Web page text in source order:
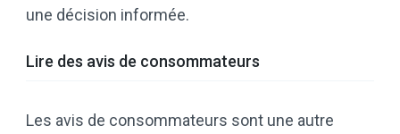
une décision informée.
Lire des avis de consommateurs
Les avis de consommateurs sont une autre